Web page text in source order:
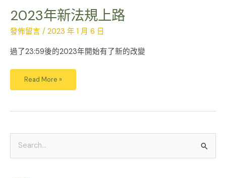
2023年新法規上路
發佈留言 / 2023 年 1 月 6 日
過了23:59後的2023年開始有了新的改變
Read More »